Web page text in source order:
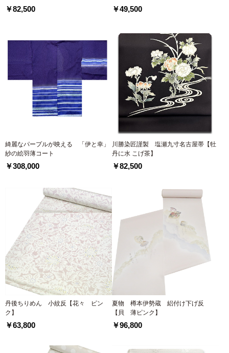
￥82,500 ￥49,500
綺麗なパープルが映える 「伊と幸」
紗の絵羽薄コート
￥308,000
川勝染匠謹製 塩瀬九寸名古屋帯【牡
丹に水 こげ茶】
￥82,500
丹後ちりめん 小紋反【花々 ピン
ク】
￥63,800
夏物 樽本伊勢蔵 絽付け下げ反
【貝 薄ピンク】
￥96,800